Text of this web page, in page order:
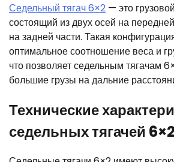
Седельный тягач 6×2 — это
состоящий из двух осей на
на задней части. Такая
оптимальное соотношение веса и
что позволяет седельным тягачам
большие грузы на дальние
Технические
седельных тягачей 6×2